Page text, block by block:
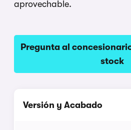
aprovechable.
Pregunta al
stock
Versión y Acabado